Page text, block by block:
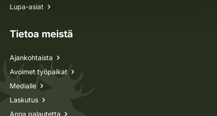
Lupa-asiat
Tietoa meistä
Ajankohtaista
Avoimet työpaikat
Medialle
Laskutus
Anna palautetta